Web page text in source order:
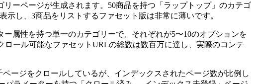
ーページが生成されます。50商品を持つ「ラップトップ」のカテゴ
し、3商品をリストするファセット版は非常に薄いです。
属性を持つ単一のカテゴリーで、それぞれが5〜10のオプションを
ール可能なファセットURLの総数は数百万に達し、実際のコンテ
ージをクロールしているが、インデックスされたページ数が比例し